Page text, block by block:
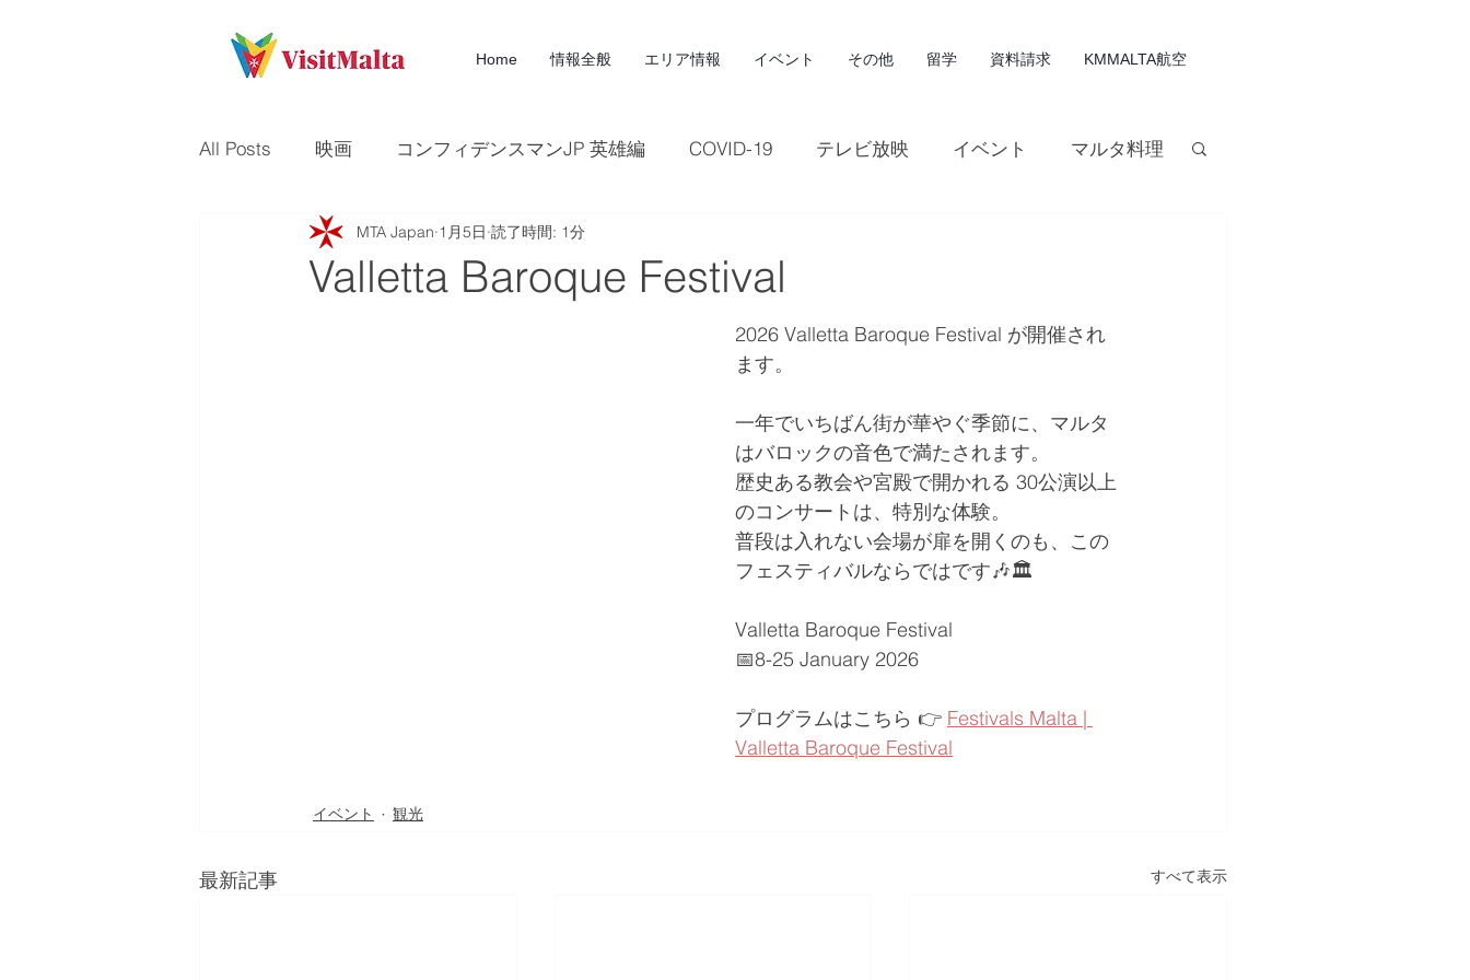
Home 情報全般 エリア情報 イベント その他 留学 資料請求 KMMALTA航空
All Posts 映画 コンフィデンスマンJP 英雄編 COVID-19 テレビ放映 イベント マルタ料理
Times of Malta 観光
Valletta Baroque Festival
MTA Japan 1月5日 読了時間: 1分
2026 Valletta Baroque Festival が開催され
ます。
一年でいちばん街が華やぐ季節に、マルタ
はバロックの音色で満たされます。
歴史ある教会や宮殿で開かれる 30公演以上
のコンサートは、特別な体験。
普段は入れない会場が扉を開くのも、この
フェスティバルならではです🎶🏛️
Valletta Baroque Festival
📅8-25 January 2026
プログラムはこちら 👉 Festivals Malta |
Valletta Baroque Festival
イベント 観光
最新記事 すべて表示